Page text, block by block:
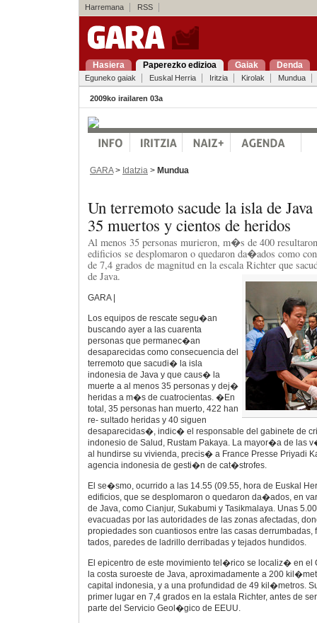
Harremana RSS
Hasiera Paperezko edizioa Gaiak Denda
Eguneko gaiak Euskal Herria Iritzia Kirolak Mundua
2009ko irailaren 03a
GARA> Idatzia > Mundua
Un terremoto sacude la isla de
35 muertos y cientos de heridos
Al menos 35 personas murieron, m�s de 400
edificios se desplomaron o quedaron da�ados como
de 7,4 grados de magnitud en la escala Richter que
de Java.
GARA |
Los equipos de rescate segu�an
buscando ayer a las cuarenta
personas que permanec�an
desaparecidas como consecuencia del
terremoto que sacudi� la isla
indonesia de Java y que caus� la
muerte a al menos 35 personas y dej�
heridas a m�s de cuatrocientas. �En
total, 35 personas han muerto, 422 han
re- sultado heridas y 40 siguen
desaparecidas�, indic� el responsable del gabinete de
indonesio de Salud, Rustam Pakaya. La mayor�a de las
al hundirse su vivienda, precis� a France Presse Priyadi
agencia indonesia de gesti�n de cat�strofes.
El se�smo, ocurrido a las 14.55 (09.55, hora de Euskal
edificios, que se desplomaron o quedaron da�ados, en
de Java, como Cianjur, Sukabumi y Tasikmalaya. Unas
evacuadas por las autoridades de las zonas afectadas,
propiedades son cuantiosos entre las casas derrumbadas,
tados, paredes de ladrillo derribadas y tejados hundidos.
El epicentro de este movimiento tel�rico se localiz� en
la costa suroeste de Java, aproximadamente a 200
capital indonesia, y a una profundidad de 49 kil�metros.
primer lugar en 7,4 grados en la estala Richter, antes de
parte del Servicio Geol�gico de EEUU.